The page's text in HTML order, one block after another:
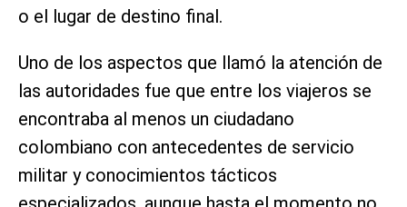
o el lugar de destino final.
Uno de los aspectos que llamó la atención de
las autoridades fue que entre los viajeros se
encontraba al menos un ciudadano
colombiano con antecedentes de servicio
militar y conocimientos tácticos